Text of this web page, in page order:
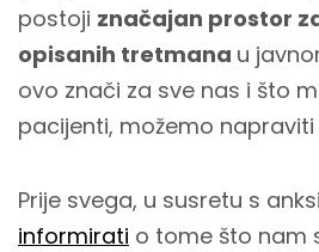
postoji značajan prostor
opisanih tretmana u
ovo znači za sve nas i što
pacijenti, možemo
Prije svega, u susretu s
informirati o tome što nam